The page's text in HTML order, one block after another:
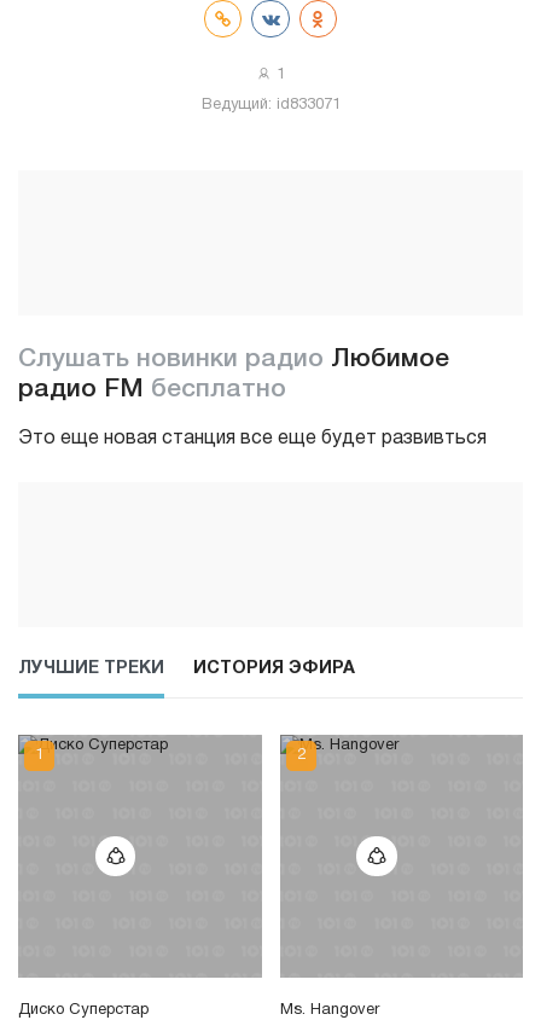
1
Ведущий: id833071
Слушать новинки радио Любимое
радио FM бесплатно
Это еще новая станция все еще будет развивться
ЛУЧШИЕ ТРЕКИ ИСТОРИЯ ЭФИРА
Диско Суперстар
Ms. Hangover